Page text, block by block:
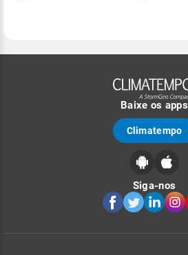
Baixe os apps
Climatempo
Siga-nos